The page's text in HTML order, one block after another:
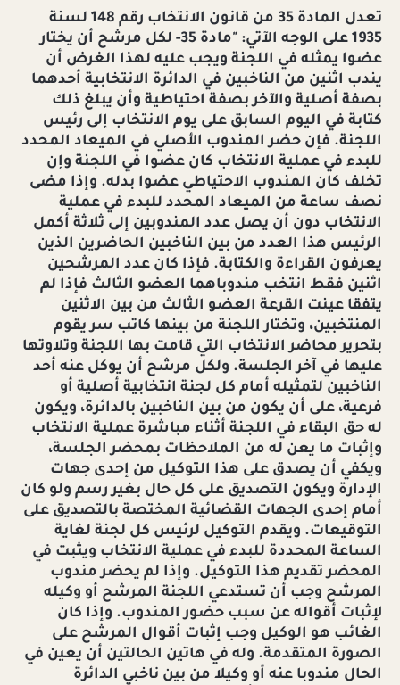
تعدل المادة 35 من قانون الانتخاب رقم 148 لسنة
1935 على الوجه الآتي: "مادة 35- لكل مرشح أن يختار
عضوا يمثله في اللجنة ويجب عليه لهذا الغرض أن
يندب اثنين من الناخبين في الدائرة الانتخابية أحدهما
بصفة أصلية والآخر بصفة احتياطية وأن يبلغ ذلك
كتابة في اليوم السابق على يوم الانتخاب إلى رئيس
اللجنة. فإن حضر المندوب الأصلي في الميعاد المحدد
للبدء في عملية الانتخاب كان عضوا في اللجنة وإن
تخلف كان المندوب الاحتياطي عضوا بدله. وإذا مضى
نصف ساعة من الميعاد المحدد للبدء في عملية
الانتخاب دون أن يصل عدد المندوبين إلى ثلاثة أكمل
الرئيس هذا العدد من بين الناخبين الحاضرين الذين
يعرفون القراءة والكتابة. فإذا كان عدد المرشحين
اثنين فقط انتخب مندوباهما العضو الثالث فإذا لم
يتفقا عينت القرعة العضو الثالث من بين الاثنين
المنتخبين، وتختار اللجنة من بينها كاتب سر يقوم
بتحرير محاضر الانتخاب التي قامت بها اللجنة وتلاوتها
عليها في آخر الجلسة. ولكل مرشح أن يوكل عنه أحد
الناخبين لتمثيله أمام كل لجنة انتخابية أصلية أو
فرعية، على أن يكون من بين الناخبين بالدائرة، ويكون
له حق البقاء في اللجنة أثناء مباشرة عملية الانتخاب
وإثبات ما يعن له من الملاحظات بمحضر الجلسة،
ويكفي أن يصدق على هذا التوكيل من إحدى جهات
الإدارة ويكون التصديق على كل حال بغير رسم ولو كان
أمام إحدى الجهات القضائية المختصة بالتصديق على
التوقيعات. ويقدم التوكيل لرئيس كل لجنة لغاية
الساعة المحددة للبدء في عملية الانتخاب ويثبت في
المحضر تقديم هذا التوكيل. وإذا لم يحضر مندوب
المرشح وجب أن تستدعي اللجنة المرشح أو وكيله
لإثبات أقواله عن سبب حضور المندوب. وإذا كان
الغائب هو الوكيل وجب إثبات أقوال المرشح على
الصورة المتقدمة. وله في هاتين الحالتين أن يعين في
الحال مندوبا عنه أو وكيلا من بين ناخبي الدائرة